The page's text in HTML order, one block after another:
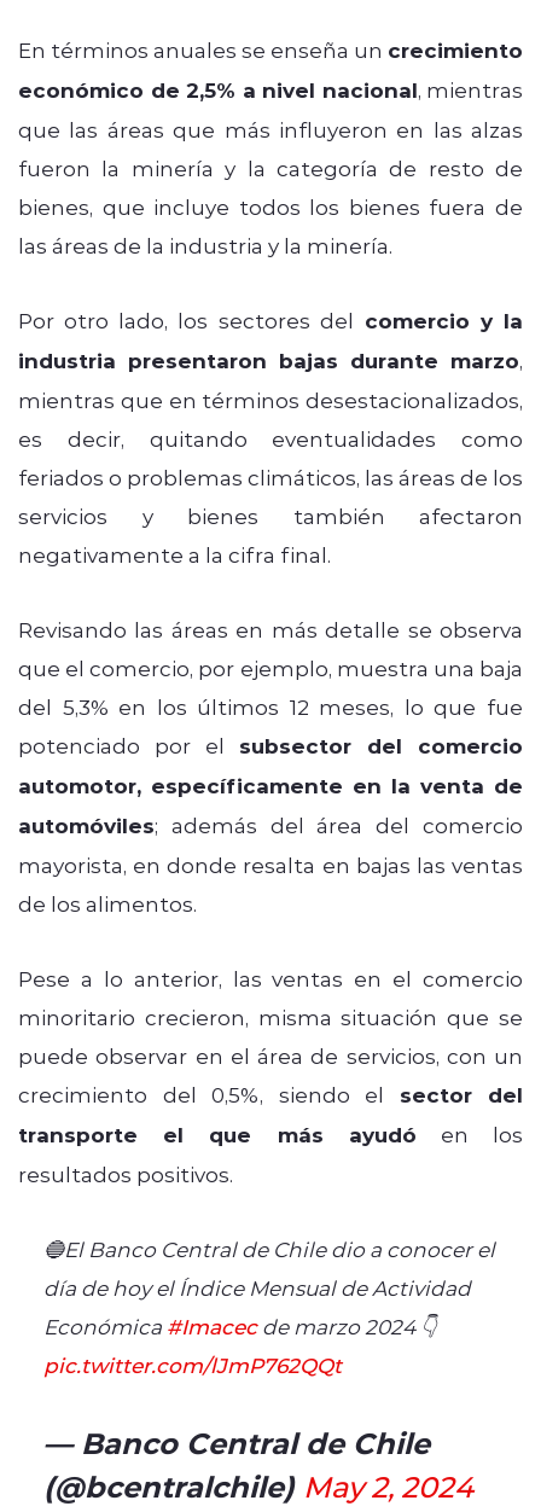
En términos anuales se enseña un crecimiento
económico de 2,5% a nivel nacional, mientras
que las áreas que más influyeron en las alzas
fueron la minería y la categoría de resto de
bienes, que incluye todos los bienes fuera de
las áreas de la industria y la minería.
Por otro lado, los sectores del comercio y la
industria presentaron bajas durante marzo,
mientras que en términos desestacionalizados,
es decir, quitando eventualidades como
feriados o problemas climáticos, las áreas de los
servicios y bienes también afectaron
negativamente a la cifra final.
Revisando las áreas en más detalle se observa
que el comercio, por ejemplo, muestra una baja
del 5,3% en los últimos 12 meses, lo que fue
potenciado por el subsector del comercio
automotor, específicamente en la venta de
automóviles; además del área del comercio
mayorista, en donde resalta en bajas las ventas
de los alimentos.
Pese a lo anterior, las ventas en el comercio
minoritario crecieron, misma situación que se
puede observar en el área de servicios, con un
crecimiento del 0,5%, siendo el sector del
transporte el que más ayudó en los
resultados positivos.
🔵El Banco Central de Chile dio a conocer el
día de hoy el Índice Mensual de Actividad
Económica #Imacecde marzo 2024 👇
pic.twitter.com/lJmP762QQt
— Banco Central de Chile
(@bcentralchile) May 2, 2024